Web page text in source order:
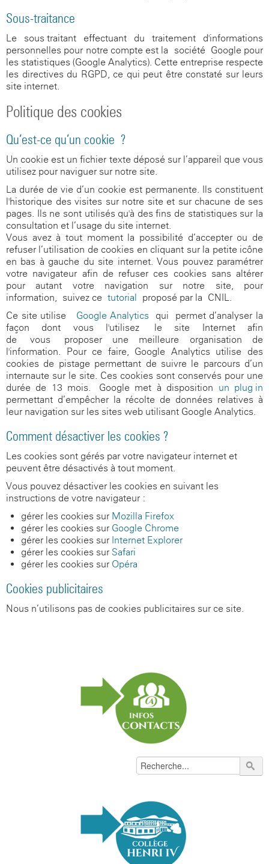
Sous-traitance
Le sous-traitant effectuant du traitement d'informations
personnelles pour notre compte est la société Google pour
les statistiques (Google Analytics). Cette entreprise respecte
les directives du RGPD, ce qui peut être constaté sur leurs
site internet.
Politique des cookies
Qu’est-ce qu’un cookie ?
Un cookie est un fichier texte déposé sur l’appareil que vous
utilisez pour naviguer sur notre site.
La durée de vie d’un cookie est permanente. Ils constituent
l'historique des visites sur notre site et sur chacune de ses
pages. Ils ne sont utilisés qu'à des fins de statistiques sur la
consultation et l’usage du site internet.
Vous avez à tout moment la possibilité d’accepter ou de
refuser l’utilisation de cookies en cliquant sur la petite icône
en bas à gauche du site internet. Vous pouvez paramétrer
votre navigateur afin de refuser ces cookies sans altérer
pour autant votre navigation sur notre site, pour
information, suivez ce tutorial proposé par la CNIL.
Ce site utilise Google Analytics qui permet d’analyser la
façon dont vous l'utilisez le site Internet afin
de vous proposer une meilleure organisation de
l'information. Pour ce faire, Google Analytics utilise des
cookies de pistage permettant de suivre le parcours d’un
internaute sur le site. Ces cookies sont conservés pour une
durée de 13 mois. Google met à disposition un plug-in
permettant d’empêcher la récolte de données relatives à
leur navigation sur les sites web utilisant Google Analytics.
Comment désactiver les cookies ?
Les cookies sont gérés par votre navigateur internet et
peuvent être désactivés à tout moment.
Vous pouvez désactiver les cookies en suivant les
instructions de votre navigateur :
gérer les cookies sur Mozilla Firefox
gérer les cookies sur Google Chrome
gérer les cookies sur Internet Explorer
gérer les cookies sur Safari
gérer les cookies sur Opéra
Cookies publicitaires
Nous n’utilisons pas de cookies publicitaires sur ce site.